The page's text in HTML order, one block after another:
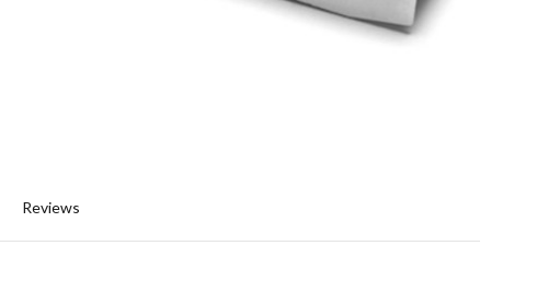
Reviews